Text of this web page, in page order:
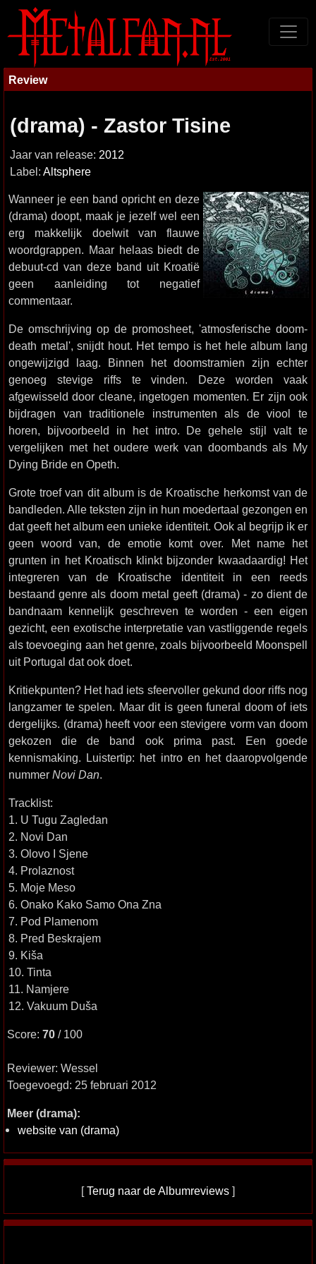
Review
(drama) - Zastor Tisine
Jaar van release: 2012
Label: Altsphere
Wanneer je een band opricht en deze
(drama) doopt, maak je jezelf wel een
erg makkelijk doelwit van flauwe
woordgrappen. Maar helaas biedt de
debuut-cd van deze band uit Kroatië
geen aanleiding tot negatief
commentaar.
De omschrijving op de promosheet, 'atmosferische doom-
death metal', snijdt hout. Het tempo is het hele album lang
ongewijzigd laag. Binnen het doomstramien zijn echter
genoeg stevige riffs te vinden. Deze worden vaak
afgewisseld door cleane, ingetogen momenten. Er zijn ook
bijdragen van traditionele instrumenten als de viool te
horen, bijvoorbeeld in het intro. De gehele stijl valt te
vergelijken met het oudere werk van doombands als My
Dying Bride en Opeth.
Grote troef van dit album is de Kroatische herkomst van de
bandleden. Alle teksten zijn in hun moedertaal gezongen en
dat geeft het album een unieke identiteit. Ook al begrijp ik er
geen woord van, de emotie komt over. Met name het
grunten in het Kroatisch klinkt bijzonder kwaadaardig! Het
integreren van de Kroatische identiteit in een reeds
bestaand genre als doom metal geeft (drama) - zo dient de
bandnaam kennelijk geschreven te worden - een eigen
gezicht, een exotische interpretatie van vastliggende regels
als toevoeging aan het genre, zoals bijvoorbeeld Moonspell
uit Portugal dat ook doet.
Kritiekpunten? Het had iets sfeervoller gekund door riffs nog
langzamer te spelen. Maar dit is geen funeral doom of iets
dergelijks. (drama) heeft voor een stevigere vorm van doom
gekozen die de band ook prima past. Een goede
kennismaking. Luistertip: het intro en het daaropvolgende
nummer Novi Dan.
Tracklist:
1. U Tugu Zagledan
2. Novi Dan
3. Olovo I Sjene
4. Prolaznost
5. Moje Meso
6. Onako Kako Samo Ona Zna
7. Pod Plamenom
8. Pred Beskrajem
9. Kiša
10. Tinta
11. Namjere
12. Vakuum Duša
Score: 70 / 100
Reviewer: Wessel
Toegevoegd: 25 februari 2012
Meer (drama):
website van (drama)
[Terug naar de Albumreviews ]